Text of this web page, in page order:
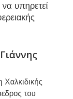
να υπηρετεί
Χαλκιδικής
του